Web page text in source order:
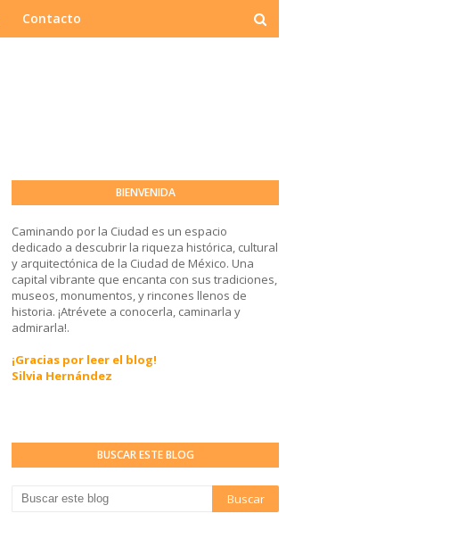
Contacto
BIENVENIDA
Caminando por la Ciudad es un espacio
dedicado a descubrir la riqueza histórica, cultural
y arquitectónica de la Ciudad de México. Una
capital vibrante que encanta con sus tradiciones,
museos, monumentos, y rincones llenos de
historia. ¡Atrévete a conocerla, caminarla y
admirarla!.
¡Gracias por leer el blog!
Silvia Hernández
BUSCAR ESTE BLOG